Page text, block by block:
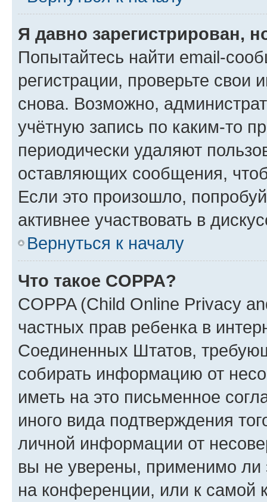
Я давно зарегистрирован,
Попытайтесь найти email-
регистрации, проверьте свои
снова. Возможно,
учётную запись по каким-то
периодически удаляют
оставляющих сообщения,
Если это произошло,
активнее участвовать в
Вернуться к началу
Что такое COPPA?
COPPA (Child Online Privacy
частных прав ребенка в
Соединенных Штатов,
собирать информацию от
иметь на это письменное
иного вида подтверждения
личной информации от
вы не уверены, применимо ли
на конференции, или к самой